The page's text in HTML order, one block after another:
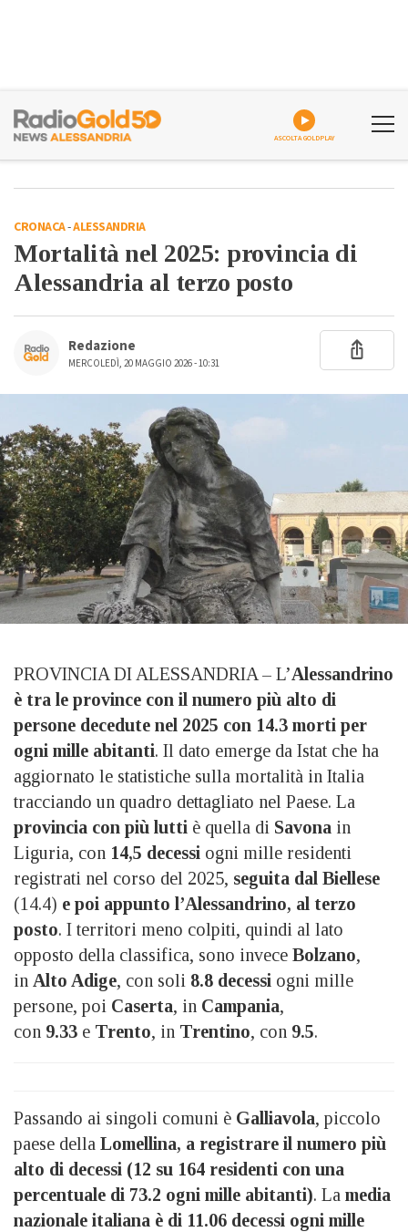
ASCOLTA GOLDPLAY
CRONACA-ALESSANDRIA
Mortalità nel 2025: provincia di
Alessandria al terzo posto
Redazione
MERCOLEDÌ, 20 MAGGIO 2026 - 10:31
PROVINCIA DI ALESSANDRIA – L’Alessandrino
è tra le province con il numero più alto di
persone decedute nel 2025 con 14.3 morti per
ogni mille abitanti. Il dato emerge da Istat che ha
aggiornato le statistiche sulla mortalità in Italia
tracciando un quadro dettagliato nel Paese. La
provincia con più lutti è quella di Savona in
Liguria, con 14,5 decessi ogni mille residenti
registrati nel corso del 2025, seguita dal Biellese
(14.4) e poi appunto l’Alessandrino, al terzo
posto. I territori meno colpiti, quindi al lato
opposto della classifica, sono invece Bolzano,
in Alto Adige, con soli 8.8 decessi ogni mille
persone, poi Caserta, in Campania,
con 9.33 e Trento, in Trentino, con 9.5.
Passando ai singoli comuni è Galliavola, piccolo
paese della Lomellina, a registrare il numero più
alto di decessi (12 su 164 residenti con una
percentuale di 73.2 ogni mille abitanti). La media
nazionale italiana è di 11.06 decessi ogni mille